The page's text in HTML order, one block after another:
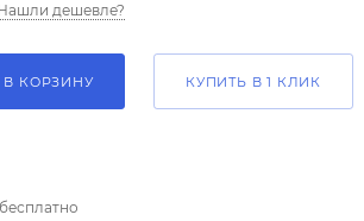
дешевле?
В КОРЗИНУ КУПИТЬ В 1 КЛИК